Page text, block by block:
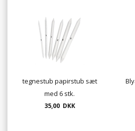
tegnestub papirstub sæt
med 6 stk.
35,00 DKK